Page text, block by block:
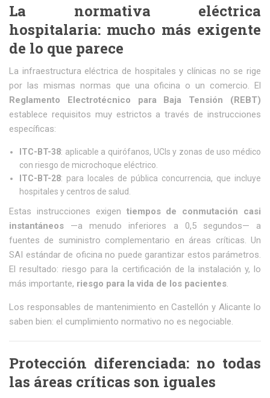
La normativa eléctrica
hospitalaria: mucho más exigente
de lo que parece
La infraestructura eléctrica de hospitales y clínicas no se rige
por las mismas normas que una oficina o un comercio. El
Reglamento Electrotécnico para Baja Tensión (REBT)
establece requisitos muy estrictos a través de instrucciones
específicas:
ITC-BT-38: aplicable a quirófanos, UCIs y zonas de uso médico
con riesgo de microchoque eléctrico.
ITC-BT-28: para locales de pública concurrencia, que incluye
hospitales y centros de salud.
Estas instrucciones exigen tiempos de conmutación casi
instantáneos —a menudo inferiores a 0,5 segundos— a
fuentes de suministro complementario en áreas críticas. Un
SAI estándar de oficina no puede garantizar estos parámetros.
El resultado: riesgo para la certificación de la instalación y, lo
más importante, riesgo para la vida de los pacientes
Los responsables de mantenimiento en Castellón y Alicante lo
saben bien: el cumplimiento normativo no es negociable.
Protección diferenciada: no todas
las áreas críticas son iguales